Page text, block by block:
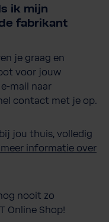
ik mijn
fabrikant
je graag en
voor jouw
mail naar
contact met je op.
bij jou thuis, volledig
informatie over
nooit zo
Online Shop!